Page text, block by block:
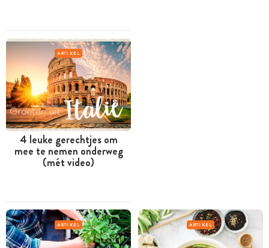
ARTIKEL
4 leuke gerechtjes om
mee te nemen onderweg
(mét video)
ARTIKEL ARTIKEL